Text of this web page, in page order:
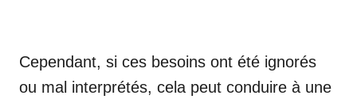
Cependant, si ces besoins ont été ignorés
ou mal interprétés, cela peut conduire à une